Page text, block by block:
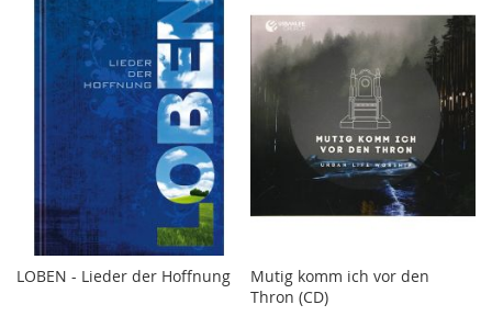
LOBEN - Lieder der Hoffnung
Mutig komm ich vor den
Thron (CD)